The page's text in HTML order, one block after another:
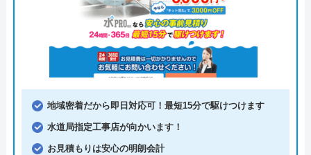
地域密着だから即日対応可！最短15分で駆けつけます
水道局指定工事店が向かいます！
お見積もりは安心の明朗会計